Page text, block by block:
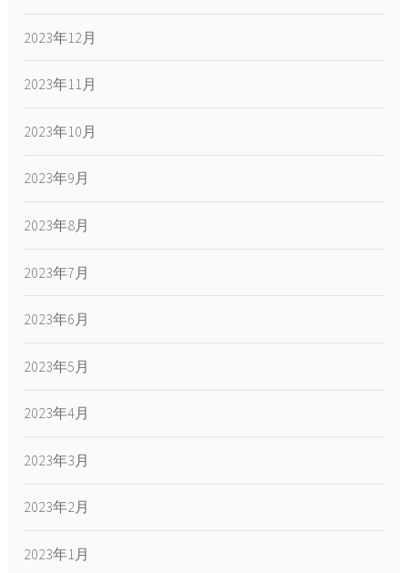
2023年12月
2023年11月
2023年10月
2023年9月
2023年8月
2023年7月
2023年6月
2023年5月
2023年4月
2023年3月
2023年2月
2023年1月